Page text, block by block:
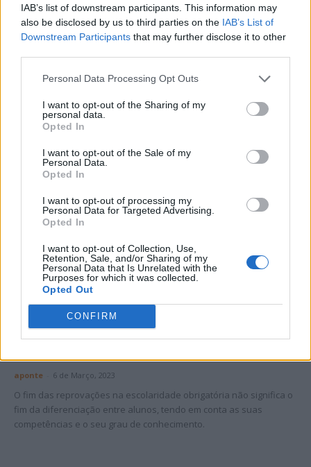
IAB’s list of downstream participants. This information may
also be disclosed by us to third parties on the IAB’s List of
Downstream Participants that may further disclose it to other
Personal Data Processing Opt Outs
I want to opt-out of the Sharing of my
personal data.
Opted In
I want to opt-out of the Sale of my
Personal Data.
Opted In
I want to opt-out of processing my
Personal Data for Targeted Advertising.
Opted In
I want to opt-out of Collection, Use,
Retention, Sale, and/or Sharing of my
Personal Data that Is Unrelated with the
Purposes for which it was collected.
Opted Out
CONFIRM
de Benfica, Sporting e Porto, os clubes pequenos ficaram sem
adeptos e sem dinheiro. E clubes sem adeptos e sem dinheiro só
conseguem sobreviver vivendo amancebados com um clube rico
que lhes vá pagando as contas ou vendendo uns jogos ao melhor
Coluna Vertical – A mordaça não é solução
Não é dos fascistas, dos anarquistas e dos comunistas e das suas
ideias idiotas que devemos ter medo.
Coluna vertical – O facilitismo e as suas
- 13 de Março, 2023
É, por isso, absolutamente natural que as gerações que hoje têm
entre 45 e 70 anos tenham horror aos exames e a ser avaliadas.
Coluna vertical – A importância dos
exames
aponte 6 de Março, 2023
O fim das reprovações na escolaridade obrigatória não significa o
fim da diferenciação entre alunos, tendo em conta as suas
competências e o seu grau de conhecimento.